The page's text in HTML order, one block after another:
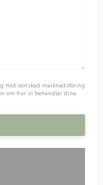
mot oönskad marknadsföring
om hur vi behandlar dina